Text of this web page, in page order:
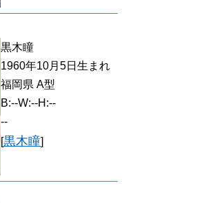
黒木瞳
1960年10月5日生まれ
福岡県 A型
B:--W:--H:--
--
[黒木瞳]